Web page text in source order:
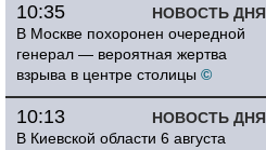
НОВОСТЬ ДНЯ
10:35
В Москве похоронен очередной
генерал — вероятная жертва
взрыва в центре столицы ©
НОВОСТЬ ДНЯ
10:13
В Киевской области 6 августа